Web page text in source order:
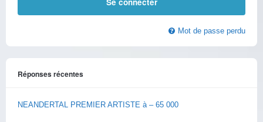
Mot de passe perdu
Réponses récentes
NEANDERTAL PREMIER ARTISTE à – 65 000